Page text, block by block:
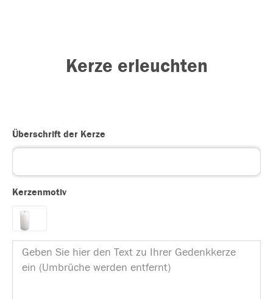
Kerze erleuchten
Überschrift der Kerze
Kerzenmotiv